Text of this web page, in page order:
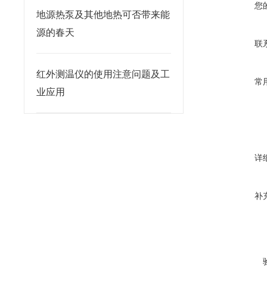
地源热泵及其他地热可否带来能
源的春天
红外测温仪的使用注意问题及工
业应用
您
联
常
详
补